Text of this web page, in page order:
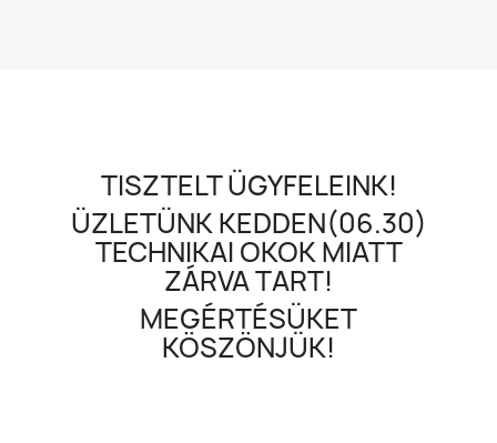
TISZTELT ÜGYFELEINK!
ÜZLETÜNK KEDDEN(06.30)
TECHNIKAI OKOK MIATT
ZÁRVA TART!
MEGÉRTÉSÜKET
KÖSZÖNJÜK!